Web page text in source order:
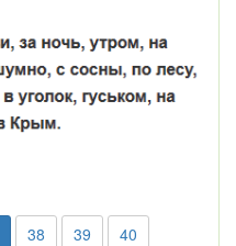
38 39 40